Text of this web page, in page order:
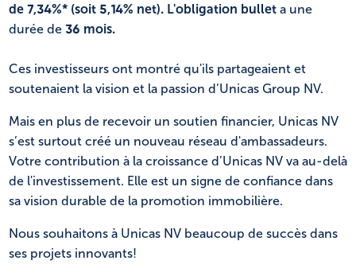
de 7,34%* (soit 5,14% net). L'obligation bullet a une
durée de 36 mois.
Ces investisseurs ont montré qu'ils partageaient et
soutenaient la vision et la passion d’Unicas Group NV.
Mais en plus de recevoir un soutien financier, Unicas NV
s’est surtout créé un nouveau réseau d'ambassadeurs.
Votre contribution à la croissance d’Unicas NV va au-delà
de l'investissement. Elle est un signe de confiance dans
sa vision durable de la promotion immobilière.
Nous souhaitons à Unicas NV beaucoup de succès dans
ses projets innovants!